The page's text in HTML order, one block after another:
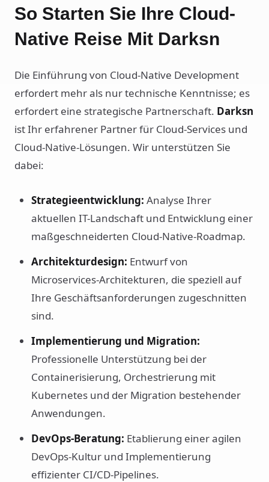
So Starten Sie Ihre Cloud-
Native Reise Mit Darksn
Die Einführung von Cloud-Native Development
erfordert mehr als nur technische Kenntnisse; es
erfordert eine strategische Partnerschaft. Darksn
ist Ihr erfahrener Partner für Cloud-Services und
Cloud-Native-Lösungen. Wir unterstützen Sie
dabei:
Strategieentwicklung: Analyse Ihrer
aktuellen IT-Landschaft und Entwicklung einer
maßgeschneiderten Cloud-Native-Roadmap.
Architekturdesign: Entwurf von
Microservices-Architekturen, die speziell auf
Ihre Geschäftsanforderungen zugeschnitten
sind.
Implementierung und Migration:
Professionelle Unterstützung bei der
Containerisierung, Orchestrierung mit
Kubernetes und der Migration bestehender
Anwendungen.
DevOps-Beratung: Etablierung einer agilen
DevOps-Kultur und Implementierung
effizienter CI/CD-Pipelines.